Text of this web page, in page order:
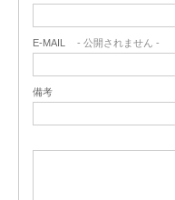
E-MAIL - 公開されません -
備考